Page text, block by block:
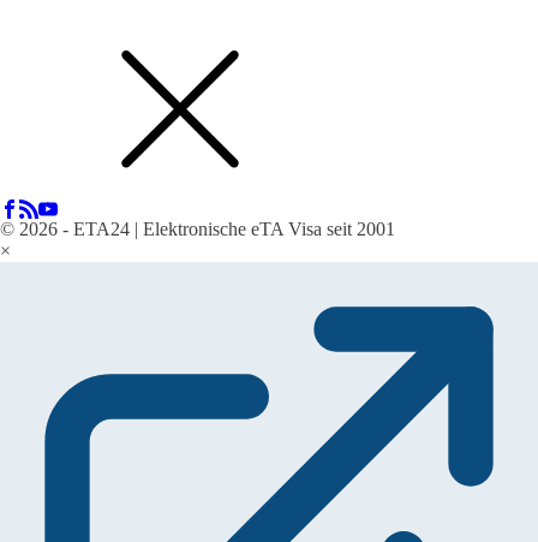
© 2026 - ETA24 | Elektronische eTA Visa seit 2001
×